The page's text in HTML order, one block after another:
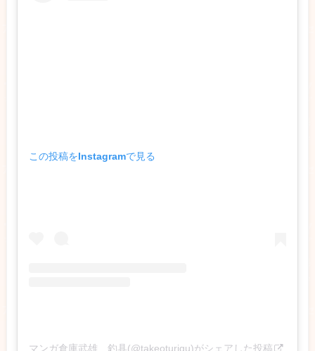
この投稿をInstagramで見る
マンガ倉庫武雄 釣具(@takeoturigu)がシェアした投稿